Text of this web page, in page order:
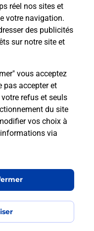
réel nos sites et
votre navigation.
des publicités
sur notre site et
vous acceptez
pas accepter et
refus et seuls
du site
vos choix à
via
?
Auge - téléassistance